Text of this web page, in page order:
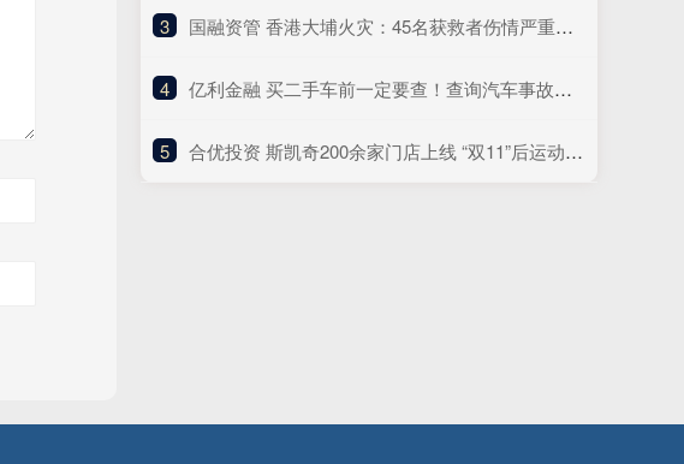
3 ​国融资管 香港大埔火灾：45名获救者伤情严重，灭火救援行动预计持续至27日黄昏
4 ​亿利金融 买二手车前一定要查！查询汽车事故记录全流程
5 ​合优投资 斯凯奇200余家门店上线 “双11”后运动品牌加速入驻美团闪购